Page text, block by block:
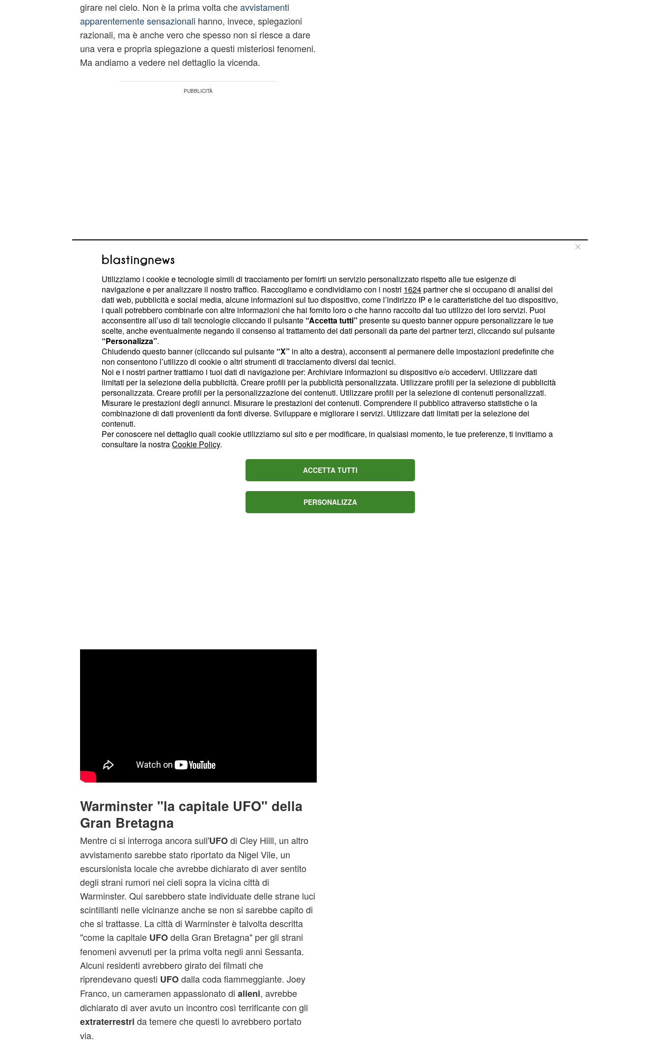
girare nel cielo. Non è la prima volta cheavvistamenti
apparentemente sensazionali hanno, invece, spiegazioni
razionali, ma è anche vero che spesso non si riesce a dare
una vera e propria spiegazione a questi misteriosi fenomeni.
Ma andiamo a vedere nel dettaglio la vicenda.
Un UFO misterioso avrebbe stordito
gli spettatori
Molti testimoni oculari avrebbero dichiarato di aver visto
UFOvolteggiare nei cieli di Cley Hill, emettendo dei
forti rumori, per poi precipitare al suolo. Mentre tutti si
sarebbero convinti che l'UFOera precipitato, l'oggetto non
identificato, sarebbe risalito nel cielo e avrebbe ricominciato
a girare, creando dei cerchi con la sua lunga coda bianca.
Nessuno sarebbe riuscito a dare una spiegazione allo
strano fenomeno di Cley Hill, ma molti sosterrebbero che la
cittadina e tutta la sua zona circostante siano note come un
"hotspot", ovvero un punto di accesso per attivitàaliene. È
bene ricordare che, molto spesso,gli oggetti avvistati non
hanno niente a che fare con glialieni
grandi uccelli e non sono da escludere esperimenti miltitari.
Warminster "la capitale UFO" della
Gran Bretagna
Mentre ci si interroga ancora sull'UFOdi Cley Hiill, un altro
avvistamento sarebbe stato riportato da Nigel Vile, un
escursionista locale che avrebbe dichiarato di aver sentito
degli strani rumori nei cieli sopra la vicina città di
Warminster. Qui sarebbero state individuate delle strane luci
scintillanti nelle vicinanze anche se non si sarebbe capito di
che si trattasse. La città di Warminster è talvolta descritta
"come la capitaleUFOdella Gran Bretagna" per gli strani
fenomeni avvenuti per la prima volta negli anni Sessanta.
Alcuni residenti avrebbero girato dei filmati che
riprendevano questi UFOdalla coda fiammeggiante. Joey
Franco, un cameramen appassionato di alieni, avrebbe
dichiarato di aver avuto un incontro così terrificante con gli
extraterrestri da temere che questi lo avrebbero portato
via.
Utilizziamo i cookie e tecnologie simili di tracciamento per fornirti un servizio personalizzato rispetto alle tue esigenze di
navigazione e per analizzare il nostro traffico. Raccogliamo e condividiamo con i nostri 1624partner che si occupano di analisi dei
dati web, pubblicità e social media, alcune informazioni sul tuo dispositivo, come l’indirizzo IP e le caratteristiche del tuo dispositivo,
i quali potrebbero combinarle con altre informazioni che hai fornito loro o che hanno raccolto dal tuo utilizzo dei loro servizi. Puoi
acconsentire all’uso di tali tecnologie cliccando il pulsante “Accetta tutti” presente su questo banner oppure personalizzare le tue
scelte, anche eventualmente negando il consenso al trattamento dei dati personali da parte dei partner terzi, cliccando sul pulsante
“Personalizza”.
Chiudendo questo banner (cliccando sul pulsante “X” in alto a destra), acconsenti al permanere delle impostazioni predefinite che
non consentono l’utilizzo di cookie o altri strumenti di tracciamento diversi dai tecnici.
Noi e i nostri partner trattiamo i tuoi dati di navigazione per: Archiviare informazioni su dispositivo e/o accedervi. Utilizzare dati
limitati per la selezione della pubblicità. Creare profili per la pubblicità personalizzata. Utilizzare profili per la selezione di pubblicità
personalizzata. Creare profili per la personalizzazione dei contenuti. Utilizzare profili per la selezione di contenuti personalizzati.
Misurare le prestazioni degli annunci. Misurare le prestazioni dei contenuti. Comprendere il pubblico attraverso statistiche o la
combinazione di dati provenienti da fonti diverse. Sviluppare e migliorare i servizi. Utilizzare dati limitati per la selezione dei
contenuti.
Per conoscere nel dettaglio quali cookie utilizziamo sul sito e per modificare, in qualsiasi momento, le tue preferenze, ti invitiamo a
consultare la nostraCookie Policy.
ACCETTA TUTTI
PERSONALIZZA